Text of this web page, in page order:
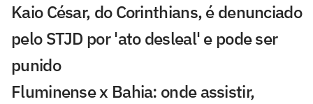
Kaio César, do Corinthians, é denunciado
pelo STJD por 'ato desleal' e pode ser
punido
Fluminense x Bahia: onde assistir,